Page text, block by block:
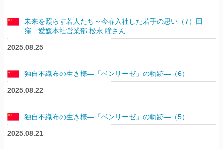
未来を照らす若人たち～今春入社した若手の思い（7）田
窪 愛媛本社営業部 松永 瞳さん
2025.08.25
独自不織布の生き様―「ベンリーゼ」の軌跡―（6）
2025.08.22
独自不織布の生き様―「ベンリーゼ」の軌跡―（5）
2025.08.21